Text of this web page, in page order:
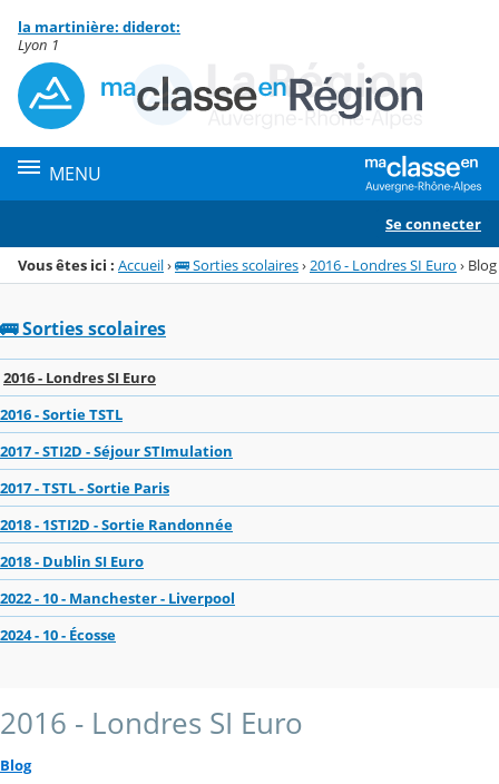
Menu de la rubrique
Contenu
la martinière: diderot:
Lyon 1
MENU
Se connecter
Vous êtes ici : Accueil›🚌 Sorties scolaires› 2016 - Londres SI Euro › Blog
🚌 Sorties scolaires
2016 - Londres SI Euro
2016 - Sortie TSTL
2017 - STI2D - Séjour STImulation
2017 - TSTL - Sortie Paris
2018 - 1STI2D - Sortie Randonnée
2018 - Dublin SI Euro
2022 - 10 - Manchester - Liverpool
2024 - 10 - Écosse
2016 - Londres SI Euro
Blog